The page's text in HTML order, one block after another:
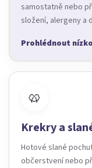
samostatně nebo
složení, alergeny a
Prohlédnout
🥨
Krekry a
Hotové slané
občerstvení nebo